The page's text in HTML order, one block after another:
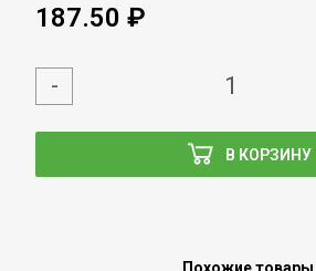
187.50 ₽
В КОРЗИНУ
-